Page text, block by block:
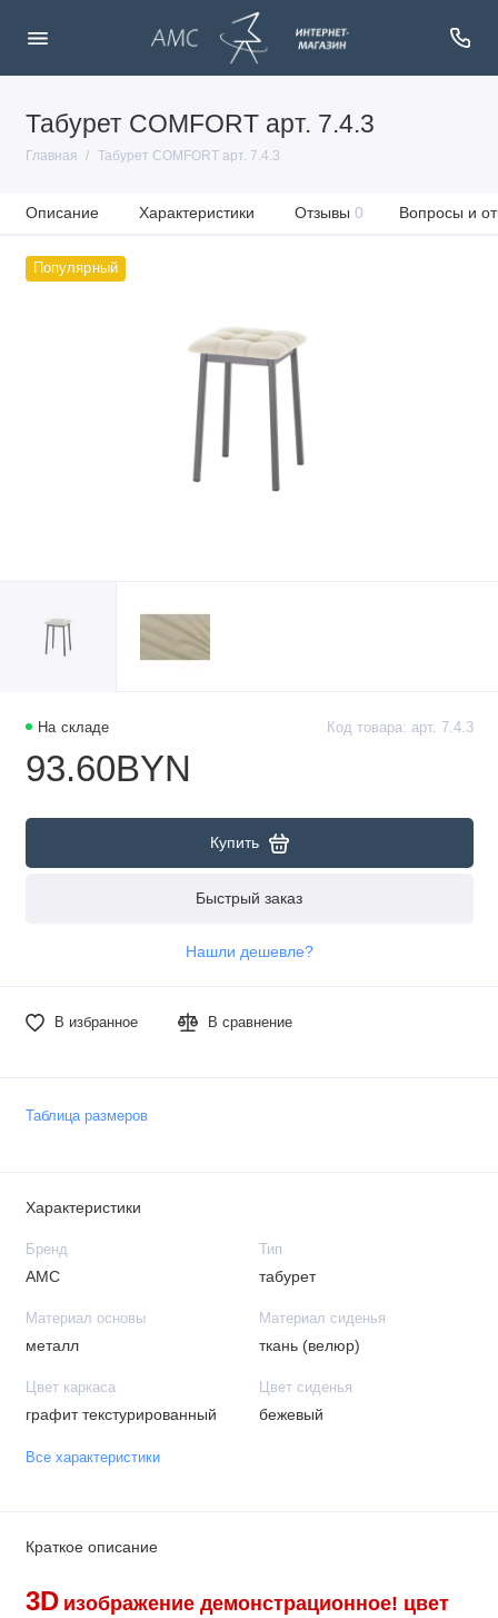
Табурет COMFORT арт. 7.4.3
Главная Табурет COMFORT арт. 7.4.3
Описание Характеристики Отзывы 0 Вопросы и
Популярный
На складе Код товара: арт. 7.4.3
93.60BYN
Купить
Быстрый заказ
Нашли дешевле?
В избранное В сравнение
Таблица размеров
Характеристики
Бренд
АМС
Тип
табурет
Материал основы
металл
Материал сиденья
ткань (велюр)
Цвет каркаса
графит текстурированный
Цвет сиденья
бежевый
Все характеристики
Краткое описание
3D изображение демонстрационное! цвет